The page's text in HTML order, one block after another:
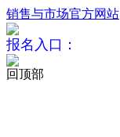
销售与市场官方网站
报名入口：
回顶部